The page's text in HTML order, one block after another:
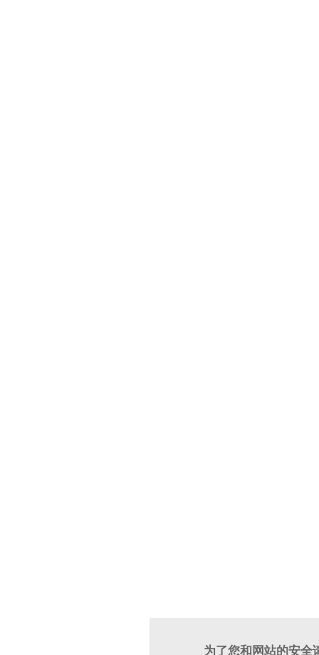
为了您和网站的安全